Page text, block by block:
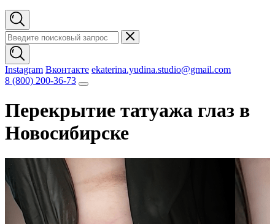
Instagram Вконтакте ekaterina.yudina.studio@gmail.com
8 (800) 200-36-73
Перекрытие татуажа глаз в
Новосибирске